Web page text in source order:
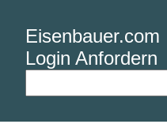
Eisenbauer.com
Login Anfordern